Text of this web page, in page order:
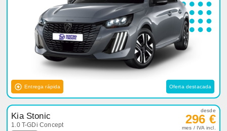
Entrega rápida Oferta destacada
Kia Stonic
1.0 T-GDi Concept
desde
296 €
mes / IVA incl.